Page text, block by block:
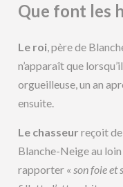
Que font les
Le roi, père de
n’apparaît que
orgueilleuse, un an
ensuite.
Le chasseur reçoit de
Blanche-Neige au
rapporter «son foie et